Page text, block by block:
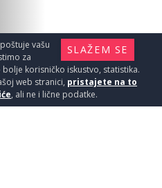
SLAŽEM SE
vašu
za
korisničko iskustvo, statistika.
web stranici, pristajete na to
, ali ne i lične podatke.